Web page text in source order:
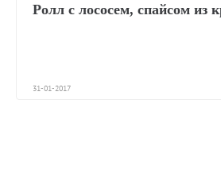
Ролл с лососем, спайсом из
31-01-2017